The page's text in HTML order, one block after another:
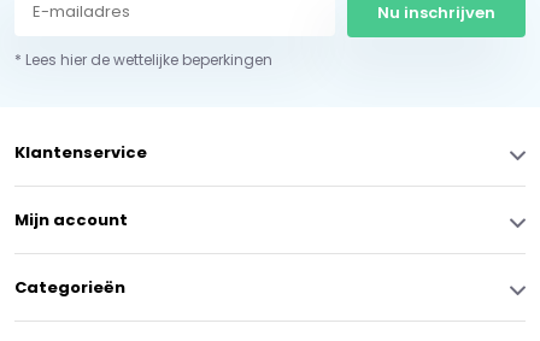
Nu inschrijven
* Lees hier de wettelijke beperkingen
Klantenservice
Mijn account
Categorieën